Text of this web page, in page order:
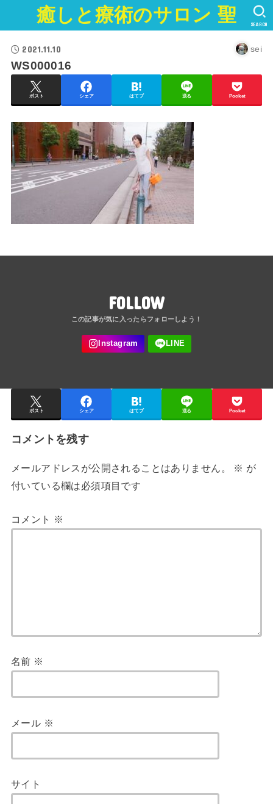
癒しと療術のサロン 聖 SEARCH
2021.11.10 sei
WS000016
ポスト シェア はてブ 送る Pocket
FOLLOW
ポスト シェア はてブ 送る Pocket
コメントを残す
メールアドレスが公開されることはありません。 ※ が
付いている欄は必須項目です
コメント ※
名前 ※
メール ※
サイト